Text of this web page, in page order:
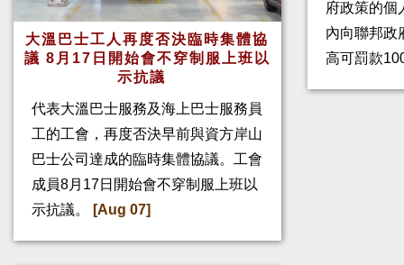
大溫巴士工人再度否決臨時集體協
議 8月17日開始會不穿制服上班以
示抗議
代表大溫巴士服務及海上巴士服務員
工的工會，再度否決早前與資方岸山
巴士公司達成的臨時集體協議。工會
成員8月17日開始會不穿制服上班以
示抗議。
[Aug 07]
府政策的個
內向聯邦政
高可罰款